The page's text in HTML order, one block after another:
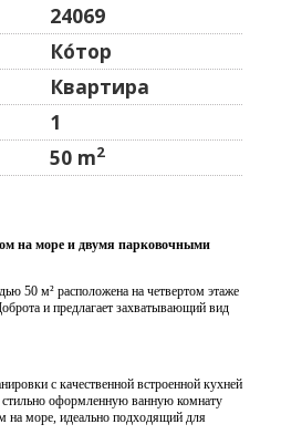
24069
Ко́тор
Квартира
1
50 m2
на море и двумя парковочными
50 м² расположена на четвертом этаже
и предлагает захватывающий вид
с качественной встроенной кухней
оформленную ванную комнату
на море, идеально подходящий для